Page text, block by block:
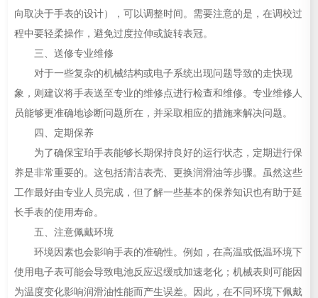
向取决于手表的设计），可以调整时间。需要注意的是，在调校过
程中要轻柔操作，避免过度拉伸或旋转表冠。
三、送修专业维修
对于一些复杂的机械结构或电子系统出现问题导致的走快现
象，则建议将手表送至专业的维修点进行检查和维修。专业维修人
员能够更准确地诊断问题所在，并采取相应的措施来解决问题。
四、定期保养
为了确保宝珀手表能够长期保持良好的运行状态，定期进行保
养是非常重要的。这包括清洁表壳、更换润滑油等步骤。虽然这些
工作最好由专业人员完成，但了解一些基本的保养知识也有助于延
长手表的使用寿命。
五、注意佩戴环境
环境因素也会影响手表的准确性。例如，在高温或低温环境下
使用电子表可能会导致电池反应迟缓或加速老化；机械表则可能因
为温度变化影响润滑油性能而产生误差。因此，在不同环境下佩戴